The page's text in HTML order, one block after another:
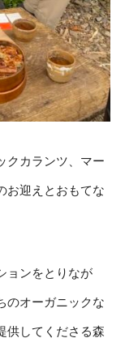
クカランツ、マー
お迎えとおもてな
ョンをとりなが
のオーガニックな
供してくださる森